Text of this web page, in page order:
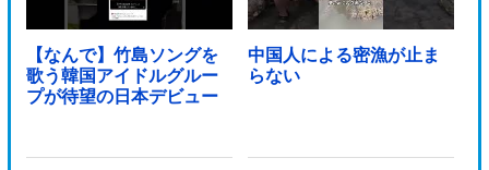
【なんで】竹島ソングを
歌う韓国アイドルグルー
プが待望の日本デビュー
中国人による密漁が止ま
らない